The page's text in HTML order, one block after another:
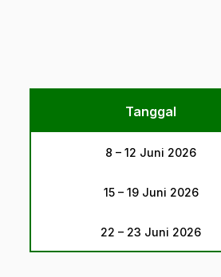
Tanggal
8 – 12 Juni 2026
15 – 19 Juni 2026
22 – 23 Juni 2026